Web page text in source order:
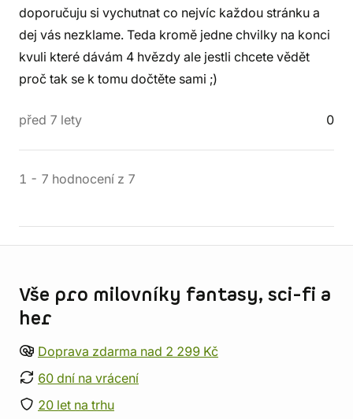
doporučuju si vychutnat co nejvíc každou stránku a
dej vás nezklame. Teda kromě jedne chvilky na konci
kvuli které dávám 4 hvězdy ale jestli chcete vědět
proč tak se k tomu dočtěte sami ;)
před 7 lety 0
1 - 7 hodnocení z 7
Vše pro milovníky fantasy, sci-fi a
her
Doprava zdarma nad 2 299 Kč
60 dní na vrácení
20 let na trhu